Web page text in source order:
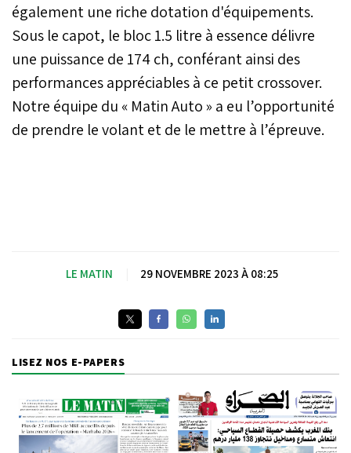
également une riche dotation d'équipements.
Sous le capot, le bloc 1.5 litre à essence délivre
une puissance de 174 ch, conférant ainsi des
performances appréciables à ce petit crossover.
Notre équipe du « Matin Auto » a eu l’opportunité
de prendre le volant et de le mettre à l’épreuve.
LE MATIN 29 NOVEMBRE 2023 À 08:25
LISEZ NOS E-PAPERS